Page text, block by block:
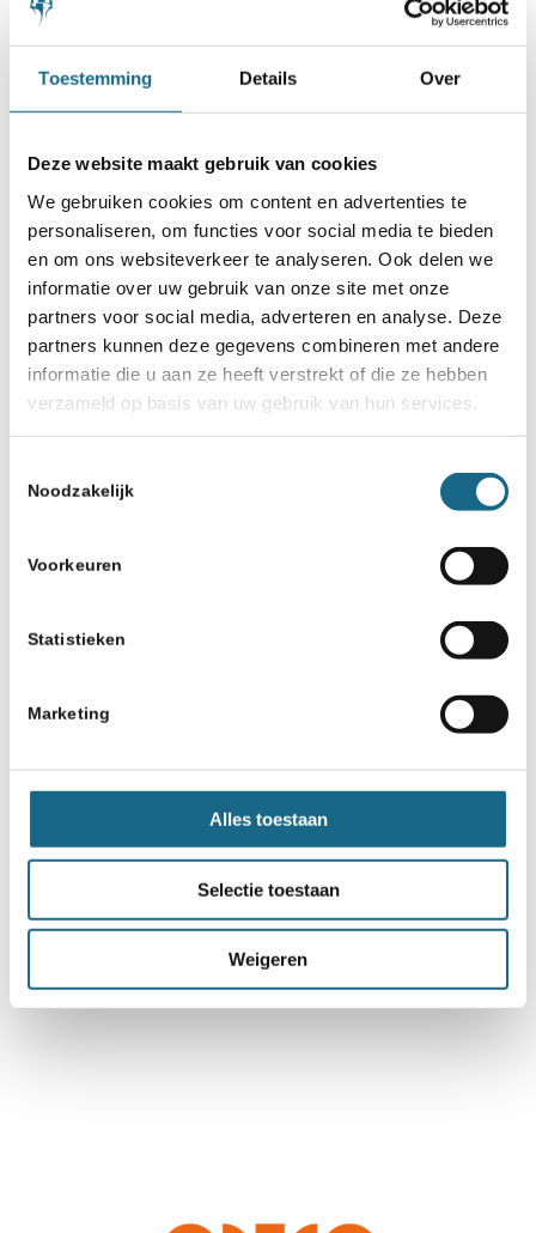
Toestemming Details Over
Deze website maakt gebruik van cookies
We gebruiken cookies om content en advertenties te
personaliseren, om functies voor social media te bieden
en om ons websiteverkeer te analyseren. Ook delen we
informatie over uw gebruik van onze site met onze
partners voor social media, adverteren en analyse. Deze
partners kunnen deze gegevens combineren met andere
informatie die u aan ze heeft verstrekt of die ze hebben
verzameld op basis van uw gebruik van hun services.
Noodzakelijk
Voorkeuren
Statistieken
Marketing
Alles toestaan
Selectie toestaan
Weigeren